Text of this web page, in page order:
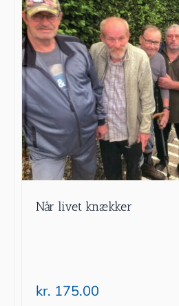
Når livet knækker
kr. 175.00